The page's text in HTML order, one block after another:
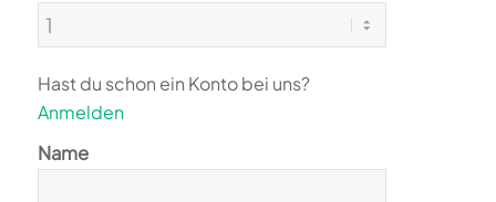
Hast du schon ein Konto bei uns?
Anmelden
Name